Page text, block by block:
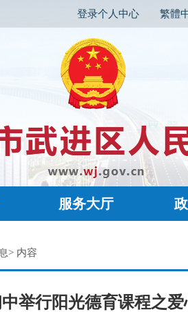
登录个人中心 繁體
服务大厅
> 内容
举行阳光德育课程之爱